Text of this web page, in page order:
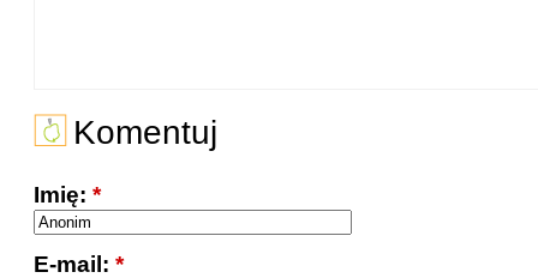
Komentuj
Imię: *
E-mail: *